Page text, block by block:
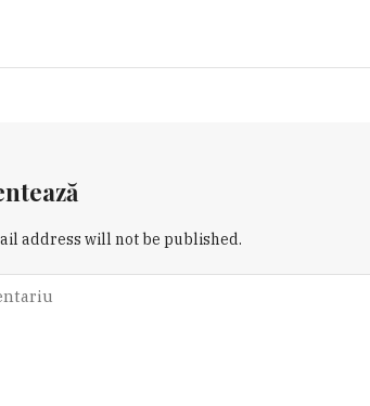
address will not be published.